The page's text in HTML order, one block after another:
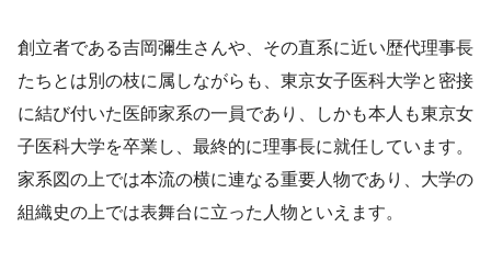
創立者である吉岡彌生さんや、その直系に近い歴代理事長
たちとは別の枝に属しながらも、東京女子医科大学と密接
に結び付いた医師家系の一員であり、しかも本人も東京女
子医科大学を卒業し、最終的に理事長に就任しています。
家系図の上では本流の横に連なる重要人物であり、大学の
組織史の上では表舞台に立った人物といえます。